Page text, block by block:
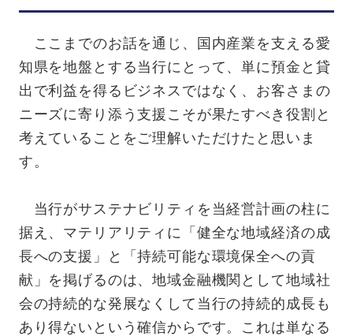
ここまでのお話を通じ、国内産業を支える愛
知県を地盤とする当行にとって、単に預金と貸
出で利益を得るビジネスではなく、お客さまの
ニーズに寄り添う支援こそが果たすべき役割と
考えていることをご理解いただけたと思いま
す。
当行がサステナビリティを当経営計画の柱に
据え、マテリアリティに「健全な地域経済の成
長への支援」と「持続可能な環境保全への貢
献」を掲げるのは、地域金融機関として地域社
会の持続的な発展なくして当行の持続的成長も
あり得ないという確信からです。これは単なる